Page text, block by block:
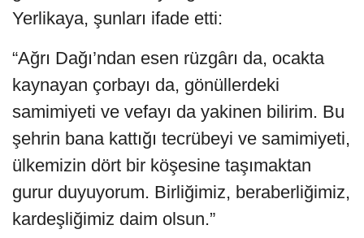
Yerlikaya, şunları ifade etti:
“Ağrı Dağı’ndan esen rüzgârı da, ocakta
kaynayan çorbayı da, gönüllerdeki
samimiyeti ve vefayı da yakinen bilirim. Bu
şehrin bana kattığı tecrübeyi ve samimiyeti,
ülkemizin dört bir köşesine taşımaktan
gurur duyuyorum. Birliğimiz, beraberliğimiz,
kardeşliğimiz daim olsun.”